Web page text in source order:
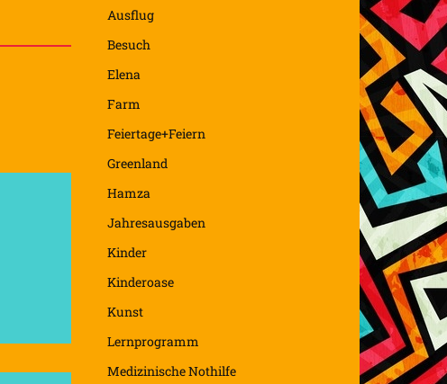
Ausflug
Besuch
Elena
Farm
Feiertage+Feiern
Greenland
Hamza
Jahresausgaben
Kinder
Kinderoase
Kunst
Lernprogramm
Medizinische Nothilfe